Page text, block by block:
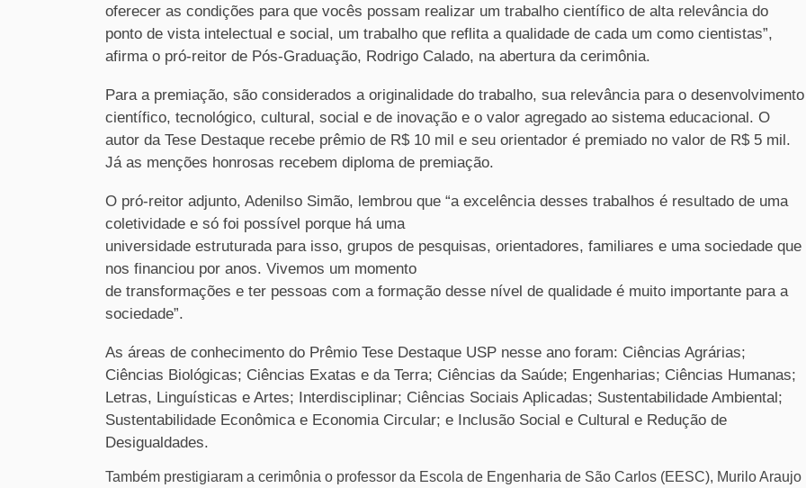
oferecer as condições para que vocês possam realizar um trabalho científico de alta relevância do
ponto de vista intelectual e social, um trabalho que reflita a qualidade de cada um como cientistas”,
afirma o pró-reitor de Pós-Graduação, Rodrigo Calado, na abertura da cerimônia.
Para a premiação, são considerados a originalidade do trabalho, sua relevância para o desenvolvimento
científico, tecnológico, cultural, social e de inovação e o valor agregado ao sistema educacional. O
autor da Tese Destaque recebe prêmio de R$ 10 mil e seu orientador é premiado no valor de R$ 5 mil.
Já as menções honrosas recebem diploma de premiação.
O pró-reitor adjunto, Adenilso Simão, lembrou que “a excelência desses trabalhos é resultado de uma
coletividade e só foi possível porque há uma
universidade estruturada para isso, grupos de pesquisas, orientadores, familiares e uma sociedade que
nos financiou por anos. Vivemos um momento
de transformações e ter pessoas com a formação desse nível de qualidade é muito importante para a
sociedade”.
As áreas de conhecimento do Prêmio Tese Destaque USP nesse ano foram: Ciências Agrárias;
Ciências Biológicas; Ciências Exatas e da Terra; Ciências da Saúde; Engenharias; Ciências Humanas;
Letras, Linguísticas e Artes; Interdisciplinar; Ciências Sociais Aplicadas; Sustentabilidade Ambiental;
Sustentabilidade Econômica e Economia Circular; e Inclusão Social e Cultural e Redução de
Desigualdades.
Também prestigiaram a cerimônia o professor da Escola de Engenharia de São Carlos (EESC), Murilo Araujo